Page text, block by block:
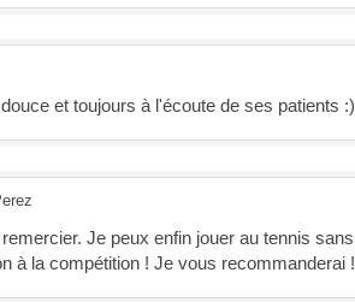
et toujours à l'écoute de ses patients :)
Je peux enfin jouer au tennis sans
à la compétition ! Je vous recommanderai !